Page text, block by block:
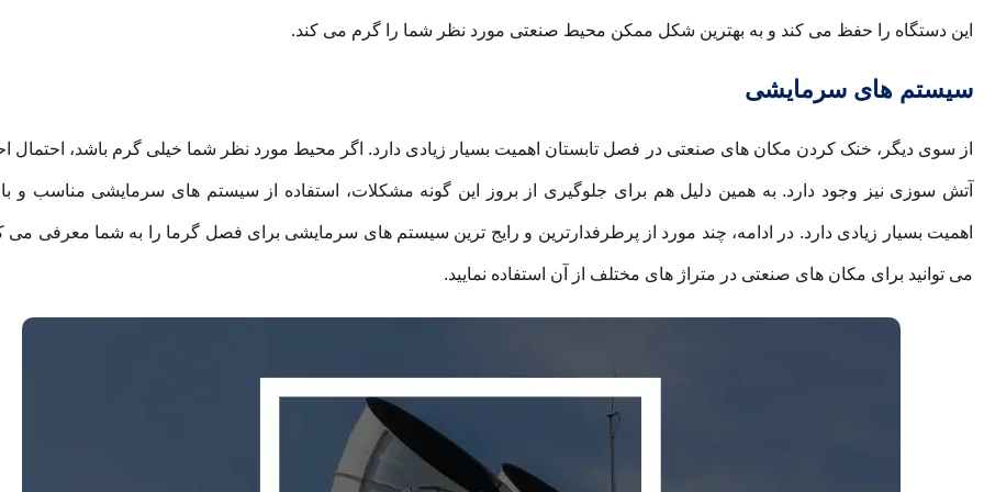
این دستگاه را حفظ می کند و به بهترین شکل ممکن محیط صنعتی مورد نظر شما را گرم می کند.
سیستم های سرمایشی
از سوی دیگر، خنک کردن مکان های صنعتی در فصل تابستان اهمیت بسیار زیادی دارد. اگر محیط مورد نظر شما خیلی گرم باشد، احتمال
آتش سوزی نیز وجود دارد. به همین دلیل هم برای جلوگیری از بروز این گونه مشکلات، استفاده از سیستم های سرمایشی مناسب و
اهمیت بسیار زیادی دارد. در ادامه، چند مورد از پرطرفدارترین و رایج ترین سیستم های سرمایشی برای فصل گرما را به شما معرفی می
می توانید برای مکان های صنعتی در متراژ های مختلف از آن استفاده نمایید.